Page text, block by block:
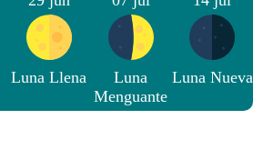
Luna Llena
Luna
Menguante
Luna Nueva